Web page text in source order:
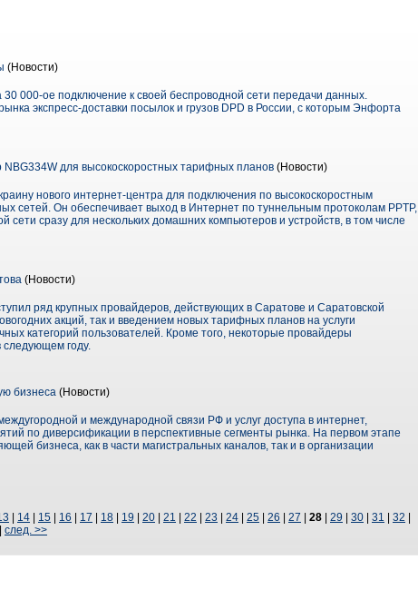
(Новости)
000-ое подключение к своей беспроводной сети передачи данных.
экспресс-доставки посылок и грузов DPD в России, с которым Энфорта
для высокоскоростных тарифных планов (Новости)
нового интернет-центра для подключения по высокоскоростным
сетей. Он обеспечивает выход в Интернет по туннельным протоколам PPTP,
сразу для нескольких домашних компьютеров и устройств, в том числе
(Новости)
ряд крупных провайдеров, действующих в Саратове и Саратовской
акций, так и введением новых тарифных планов на услуги
категорий пользователей. Кроме того, некоторые провайдеры
следующем году.
бизнеса (Новости)
и международной связи РФ и услуг доступа в интернет,
по диверсификации в перспективные сегменты рынка. На первом этапе
бизнеса, как в части магистральных каналов, так и в организации
14 15 16 17 18 19 20 21 22 23 24 25 26 27 28 29 30 31 32
след. >>